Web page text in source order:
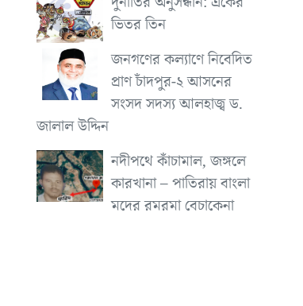
ভিতর তিন
জনগণের কল্যাণে নিবেদিত
প্রাণ চাঁদপুর-২ আসনের
সংসদ সদস্য আলহাজ্ব ড.
জালাল উদ্দিন
নদীপথে কাঁচামাল, জঙ্গলে
কারখানা – পাতিরায় বাংলা
মদের রমরমা বেচাকেনা